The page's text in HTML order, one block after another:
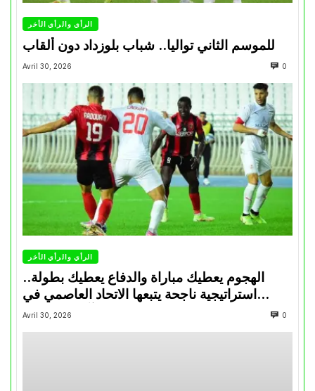
الرأي والرأي الأخر
للموسم الثاني تواليا.. شباب بلوزداد دون ألقاب
Avril 30, 2026 0
الرأي والرأي الأخر
الهجوم يعطيك مباراة والدفاع يعطيك بطولة..
استراتيجية ناجحة يتبعها الاتحاد العاصمي في
تتويجاته آخر السنوات
Avril 30, 2026 0